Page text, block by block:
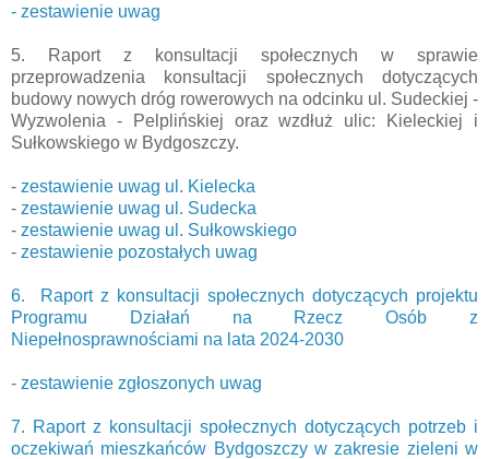
- zestawienie uwag
5. Raport z konsultacji społecznych w sprawie
przeprowadzenia konsultacji społecznych dotyczących
budowy nowych dróg rowerowych na odcinku ul. Sudeckiej -
Wyzwolenia - Pelplińskiej oraz wzdłuż ulic: Kieleckiej i
Sułkowskiego w Bydgoszczy.
- zestawienie uwag ul. Kielecka
- zestawienie uwag ul. Sudecka
- zestawienie uwag ul. Sułkowskiego
- zestawienie pozostałych uwag
6. Raport z konsultacji społecznych dotyczących projektu
Programu Działań na Rzecz Osób z
Niepełnosprawnościami na lata 2024-2030
- zestawienie zgłoszonych uwag
7. Raport z konsultacji społecznych dotyczących potrzeb i
oczekiwań mieszkańców Bydgoszczy w zakresie zieleni w